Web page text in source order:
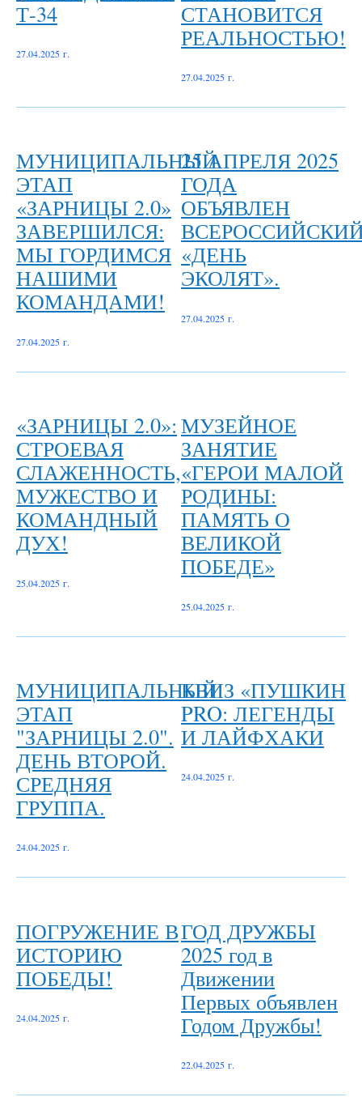
Т-34
27.04.2025 г.
СТАНОВИТСЯ
РЕАЛЬНОСТЬЮ!
27.04.2025 г.
МУНИЦИПАЛЬНЫЙ
ЭТАП
«ЗАРНИЦЫ 2.0»
ЗАВЕРШИЛСЯ:
МЫ ГОРДИМСЯ
НАШИМИ
КОМАНДАМИ!
27.04.2025 г.
25 АПРЕЛЯ 2025
ГОДА
ОБЪЯВЛЕН
«ДЕНЬ
ЭКОЛЯТ».
27.04.2025 г.
«ЗАРНИЦЫ 2.0»:
СТРОЕВАЯ
СЛАЖЕННОСТЬ,
МУЖЕСТВО И
КОМАНДНЫЙ
ДУХ!
25.04.2025 г.
МУЗЕЙНОЕ
ЗАНЯТИЕ
«ГЕРОИ МАЛОЙ
РОДИНЫ:
ПАМЯТЬ О
ВЕЛИКОЙ
ПОБЕДЕ»
25.04.2025 г.
МУНИЦИПАЛЬНЫЙ
ЭТАП
"ЗАРНИЦЫ 2.0".
ДЕНЬ ВТОРОЙ.
СРЕДНЯЯ
ГРУППА.
24.04.2025 г.
КВИЗ «ПУШКИН
PRO: ЛЕГЕНДЫ
И ЛАЙФХАКИ
24.04.2025 г.
ПОГРУЖЕНИЕ В
ИСТОРИЮ
ПОБЕДЫ!
24.04.2025 г.
ГОД ДРУЖБЫ
2025 год в
Движении
Первых объявлен
Годом Дружбы!
22.04.2025 г.